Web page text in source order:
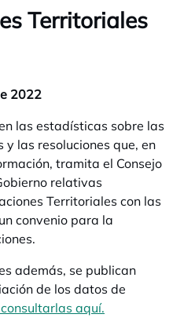
Territoriales
2022
las estadísticas sobre las
las resoluciones que, en
tramita el Consejo
relativas
Territoriales con las
convenio para la
además, se publican
de los datos de
aquí.